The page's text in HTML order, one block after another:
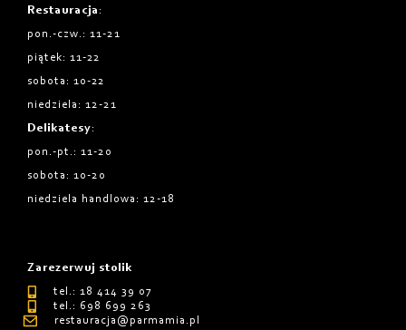
Restauracja :
pon.-czw.: 11-21
piątek: 11-22
sobota: 10-22
niedziela: 12-21
Delikatesy:
pon.-pt.: 11-20
sobota: 10-20
niedziela handlowa: 12-18
Zarezerwuj stolik
tel.: 18 414 39 07
tel.: 698 699 263
restauracja@parmamia.pl